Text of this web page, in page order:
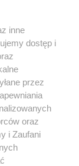
z nami
inne
dostęp i
przez
oraz
i Zaufani